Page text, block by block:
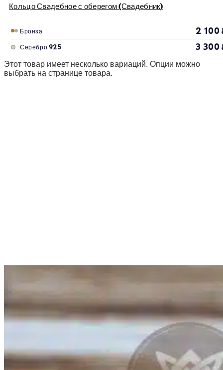
Кольцо Свадебное с оберегом (Свадебник)
Бронза 2 100
Серебро 925 3 300
Этот товар имеет несколько вариаций. Опции можно
выбрать на странице товара.